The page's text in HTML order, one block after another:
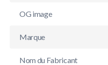
OG image
Marque
Nom du Fabricant